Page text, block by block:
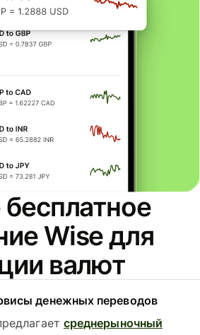
Wise для
валют
денежных переводов
среднерыночный